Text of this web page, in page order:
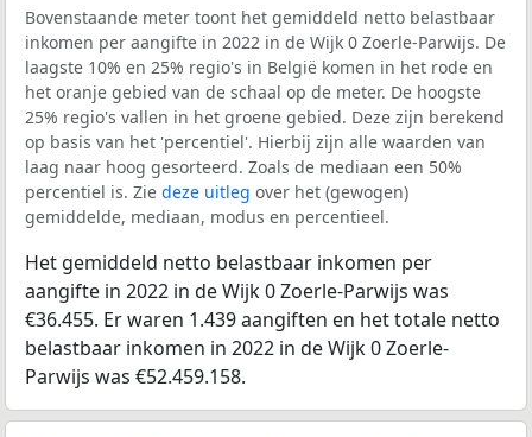
Bovenstaande meter toont het gemiddeld netto belastbaar
inkomen per aangifte in 2022 in de Wijk 0 Zoerle-Parwijs. De
laagste 10% en 25% regio's in België komen in het rode en
het oranje gebied van de schaal op de meter. De hoogste
25% regio's vallen in het groene gebied. Deze zijn berekend
op basis van het 'percentiel'. Hierbij zijn alle waarden van
laag naar hoog gesorteerd. Zoals de mediaan een 50%
percentiel is. Zie deze uitleg over het (gewogen)
gemiddelde, mediaan, modus en percentieel.
Het gemiddeld netto belastbaar inkomen per
aangifte in 2022 in de Wijk 0 Zoerle-Parwijs was
€36.455. Er waren 1.439 aangiften en het totale netto
belastbaar inkomen in 2022 in de Wijk 0 Zoerle-
Parwijs was €52.459.158.